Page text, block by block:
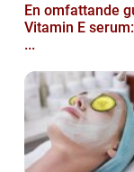
En omfattande
Vitamin E
...